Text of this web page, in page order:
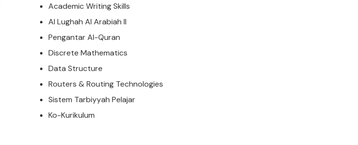
Academic Writing Skills
Al Lughah Al Arabiah II
Pengantar Al-Quran
Discrete Mathematics
Data Structure
Routers & Routing Technologies
Sistem Tarbiyyah Pelajar
Ko-Kurikulum